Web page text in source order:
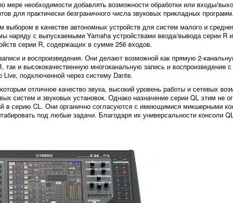
мере необходимости добавлять возможности обработки или входы/
для практически безграничного числа звуковых прикладных программ.
в качестве автономных устройств для систем малого и
наряду с выпускаемыми Yamaha устройствами ввода/вывода серии R
серии R, содержащих в сумме 256 входов.
и воспроизведения. Они делают возможной как прямую 2-
и высококачественную многоканальную запись и воспроизведение
Live, подключенной через систему Dante.
отличное качество звука, высокий уровень работы и сетевых
систем и звуковых установок. Однако назначение серии QL этим не
в серию CL. Они органично согласуются с имеющимися микшерными
под любые задачи. Благодаря их универсальности консоли